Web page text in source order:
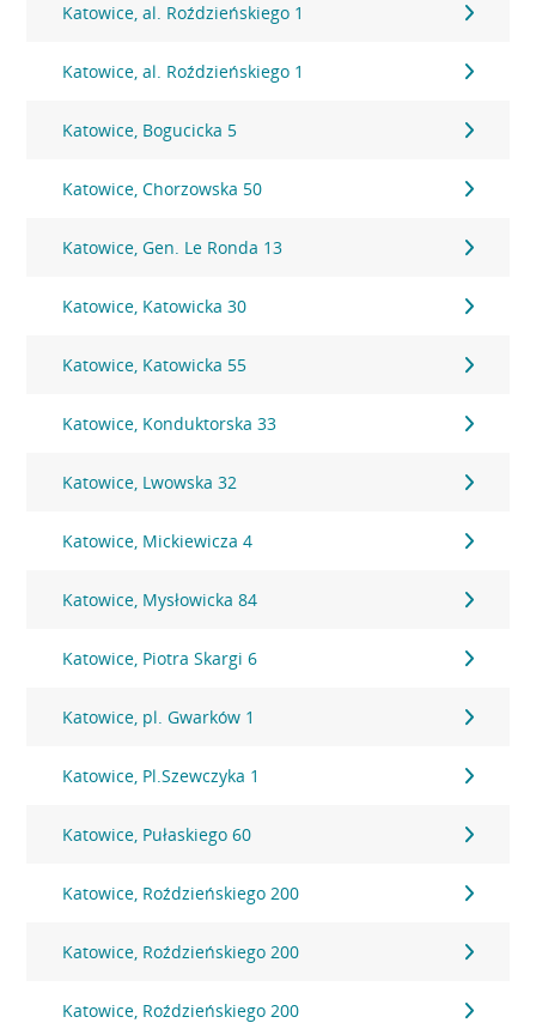
Katowice, al. Roździeńskiego 1
Katowice, al. Roździeńskiego 1
Katowice, Bogucicka 5
Katowice, Chorzowska 50
Katowice, Gen. Le Ronda 13
Katowice, Katowicka 30
Katowice, Katowicka 55
Katowice, Konduktorska 33
Katowice, Lwowska 32
Katowice, Mickiewicza 4
Katowice, Mysłowicka 84
Katowice, Piotra Skargi 6
Katowice, pl. Gwarków 1
Katowice, Pl.Szewczyka 1
Katowice, Pułaskiego 60
Katowice, Roździeńskiego 200
Katowice, Roździeńskiego 200
Katowice, Roździeńskiego 200